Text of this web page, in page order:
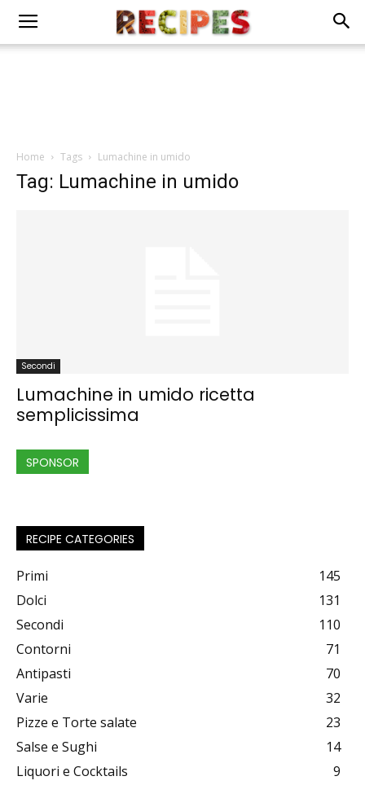
Home Tags Lumachine in umido
Tag: Lumachine in umido
Secondi
Lumachine in umido ricetta
semplicissima
SPONSOR
RECIPE CATEGORIES
Primi
145
Dolci
131
Secondi
110
Contorni
71
Antipasti
70
Varie
32
Pizze e Torte salate
23
Salse e Sughi
14
Liquori e Cocktails
9